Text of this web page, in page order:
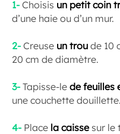
1- Choisis un petit coin
d’une haie ou d’un mur.
2- Creuse un trou de 10
20 cm de diamètre.
3- Tapisse-le de feuilles
une couchette douillette.
4- Place la caissesur le